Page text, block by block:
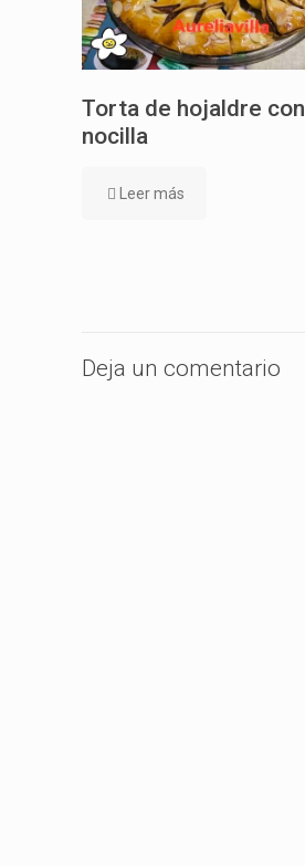
Torta de hojaldre con
nocilla
Leer más
Deja un comentario